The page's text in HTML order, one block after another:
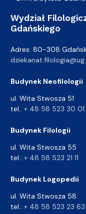
Wydział
Gdańskiego
Adres: 80-308
Budynek Neofilologii
ul. Wita Stwosza 51
tel.: + 48 58 523 30 01
Budynek Filologii
ul. Wita Stwosza 55
tel.: + 48 58 523 21 11
Budynek Logopedii
ul. Wita Stwosza 58
tel.: + 48 58 523 23 63